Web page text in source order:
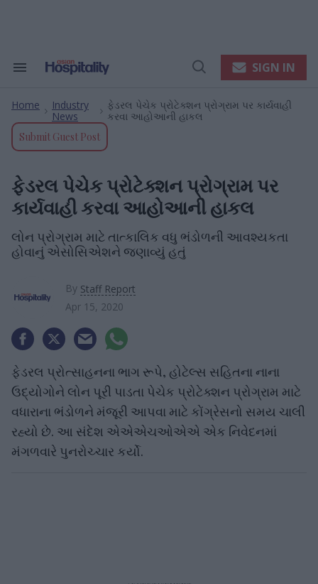
Search
Navigation
Open
SIGN IN
Home
Industry
News
ફેડરલ પેચેક પ્રોટેક્શન પ્રોગ્રામ પર કાર્યવાહી
કરવા આહોઆની હાકલ
Submit Guest Post
ફેડરલ પેચેક પ્રોટેક્શન પ્રોગ્રામ પર
કાર્યવાહી કરવા આહોઆની હાકલ
લોન પ્રોગ્રામ માટે તાત્કાલિક વધુ ભંડોળની આવશ્યકતા
હોવાનું એસોસિએશને જણાવ્યું હતું
By Staff Report
Apr 15, 2020
ફેડરલ પ્રોત્સાહનના ભાગ રૂપે, હોટેલ્સ સહિતના નાના
ઉદ્યોગોને લોન પૂરી પાડતા પેચેક પ્રોટેક્શન પ્રોગ્રામ માટે
વધારાના ભંડોળને મંજૂરી આપવા માટે કોંગ્રેસનો સમય ચાલી
રહ્યો છે. આ સંદેશ એએએચઓએએ એક નિવેદનમાં
મંગળવારે પુનરોચ્ચાર કર્યો.